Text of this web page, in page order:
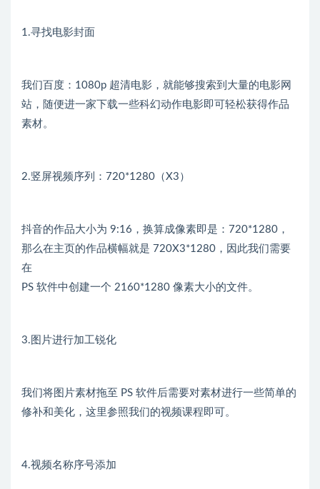
1.寻找电影封面
我们百度：1080p 超清电影，就能够搜索到大量的电影网
站，随便进一家下载一些科幻动作电影即可轻松获得作品
素材。
2.竖屏视频序列：720*1280（X3）
抖音的作品大小为 9:16，换算成像素即是：720*1280，
那么在主页的作品横幅就是 720X3*1280，因此我们需要
在
PS 软件中创建一个 2160*1280 像素大小的文件。
3.图片进行加工锐化
我们将图片素材拖至 PS 软件后需要对素材进行一些简单的
修补和美化，这里参照我们的视频课程即可。
4.视频名称序号添加